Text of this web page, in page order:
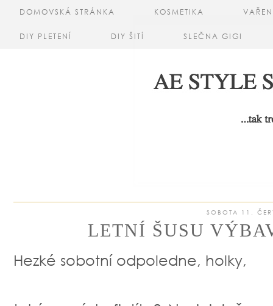
DOMOVSKÁ STRÁNKA KOSMETIKA
DIY PLETENÍ DIY ŠITÍ SLEČNA GIGI
SOBOTA 11.
LETNÍ ŠUSU
Hezké sobotní odpoledne, holky,